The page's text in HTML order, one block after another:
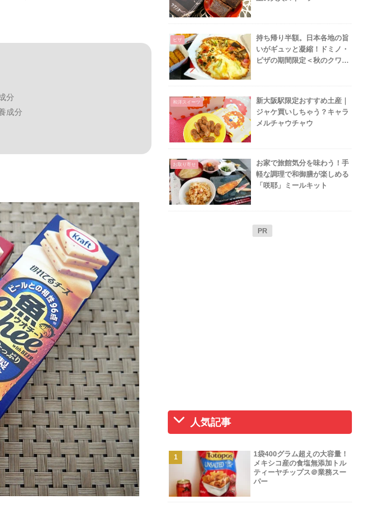
分
成分
ピザ
持ち帰り半額。日本各地の旨
いがギュッと凝縮！ドミノ・
ピザの期間限定＜秋のクワト
和洋スイーツ
新大阪駅限定おすすめ土産｜
ジャケ買いしちゃう？キャラ
メルチャウチャウ
お取り寄せ
お家で旅館気分を味わう！手
軽な調理で和御膳が楽しめる
「咲耶」ミールキット
PR
人気記事
1袋400グラム超えの大容量！
メキシコ産の食塩無添加トル
ティーヤチップス＠業務スー
パー